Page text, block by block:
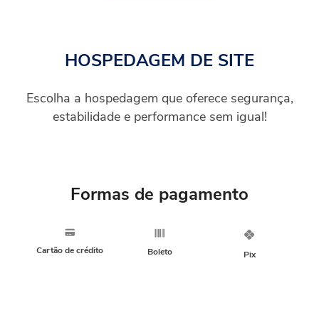
HOSPEDAGEM DE SITE
Escolha a hospedagem que oferece segurança,
estabilidade e performance sem igual!
Formas de pagamento
Cartão de crédito Boleto Pix